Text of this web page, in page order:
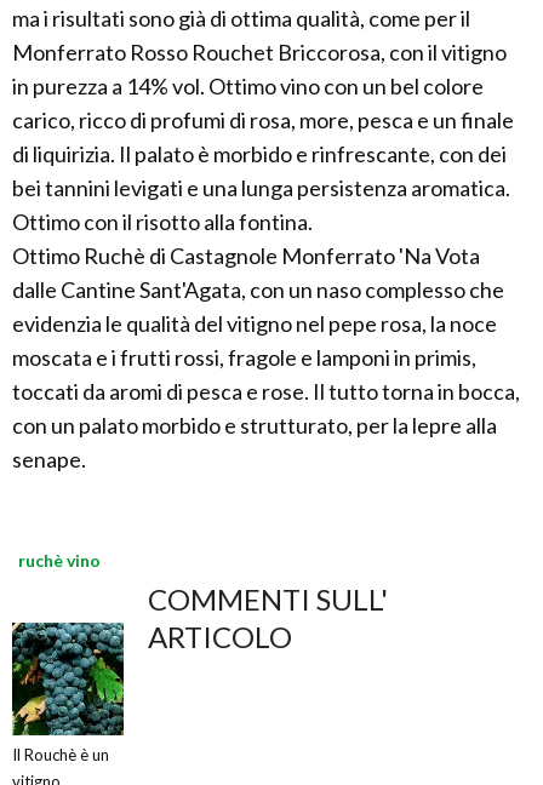
ma i risultati sono già di ottima qualità, come per il
Monferrato Rosso Rouchet Briccorosa, con il vitigno
in purezza a 14% vol. Ottimo vino con un bel colore
carico, ricco di profumi di rosa, more, pesca e un finale
di liquirizia. Il palato è morbido e rinfrescante, con dei
bei tannini levigati e una lunga persistenza aromatica.
Ottimo con il risotto alla fontina.
Ottimo Ruchè di Castagnole Monferrato 'Na Vota
dalle Cantine Sant'Agata, con un naso complesso che
evidenzia le qualità del vitigno nel pepe rosa, la noce
moscata e i frutti rossi, fragole e lamponi in primis,
toccati da aromi di pesca e rose. Il tutto torna in bocca,
con un palato morbido e strutturato, per la lepre alla
senape.
ruchè vino
Il Rouchè è un
vitigno
COMMENTI SULL'
ARTICOLO